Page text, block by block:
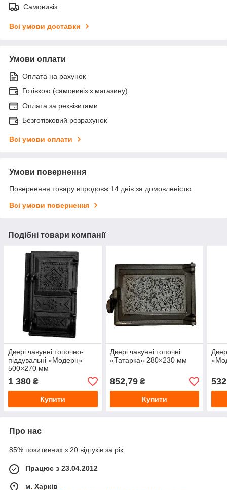
Самовивіз
Всі умови доставки
Умови оплати
Оплата на рахунок
Готівкою (самовивіз з магазину)
Оплата за реквізитами
Безготівковий розрахунок
Всі умови оплати
Умови повернення
Повернення товару впродовж 14 днів за домовленістю
Всі умови повернення
Подібні товари компанії
Двері чавунні топочно-
піддувальні «Модерн»
500×270 мм
1 380 ₴
Купити
Двері чавунні топочні
«Татарка» 280×230 мм
852,79₴
Купити
532
Про нас
85% позитивних з 20 відгуків за рік
Працює з 23.04.2012
м. Харків